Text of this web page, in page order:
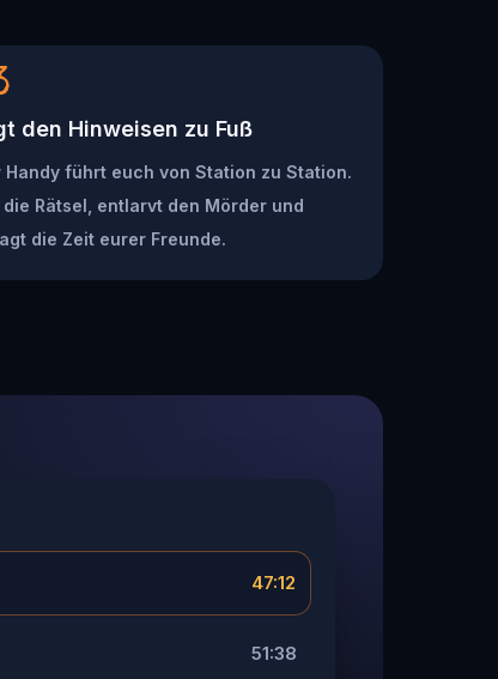
den Hinweisen zu Fuß
Handy führt euch von Station zu Station.
die Rätsel, entlarvt den Mörder und
die Zeit eurer Freunde.
47:12
51:38